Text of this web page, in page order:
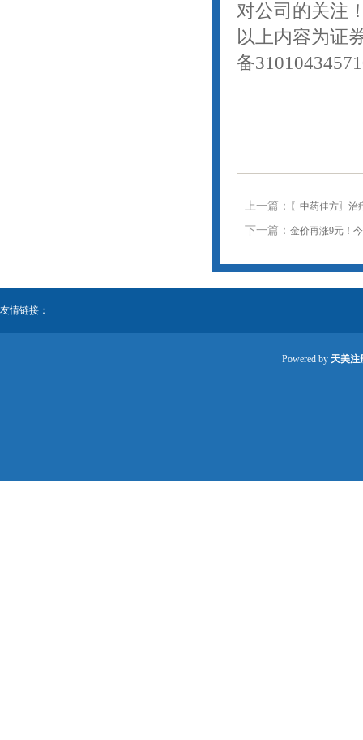
对公司的关注
以上内容为证
备
上一篇： 〖中药佳方〗治
下一篇： 金价再涨9元！
友情链接：
Powered by 天美注